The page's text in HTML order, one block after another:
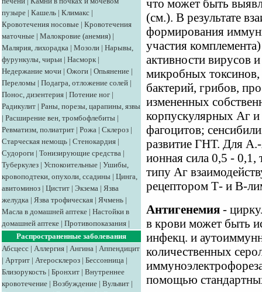
пузыре | Кашель | Климакс |
Кровотечения носовые | Кровотечения
маточные | Малокровие (анемия) |
Малярия, лихорадка | Мозоли | Нарывы,
фурункулы, чирьи | Насморк |
Недержание мочи | Ожоги | Опьянение |
Переломы | Подагра, отложение солей |
Понос, дизентерия | Потение ног |
Радикулит | Раны, порезы, царапины, язвы
| Расширение вен, тромбофлебиты |
Ревматизм, полиатрит | Рожа | Склероз |
Старческая немощь | Стенокардия |
Судороги | Тонизирующие средства |
Туберкулез | Успокоительные | Ушибы,
кровоподтеки, опухоли, ссадины | Цинга,
авитоминоз | Цистит | Экзема | Язва
желудка | Язва трофическая | Ячмень |
Масла в домашней аптеке | Настойки в
домашней аптеке | Противопоказания |
Распространенные заболевания
Абсцесс | Аллергия | Ангина | Аппендицит
| Артрит | Атеросклероз | Бессонница |
Близорукость | Бронхит | Внутреннее
кровотечение | Возбуждение | Вульвит |
что может быть
(см.). В результате
формирования
участия
активности вирусов
микробных токсинов,
бактерий, грибов,
измененных
корпускулярных Аг
фагоцитов;
развитие ГНТ. Для
ионная сила 0,5 -
типу Аг
рецептором Т- и В-
Антигенемия -
в крови может быть
инфекц. и
количественных
помощью